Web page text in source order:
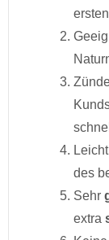
des
Sehr
extra